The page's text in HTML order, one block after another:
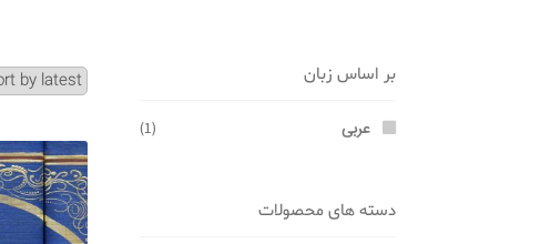
بر اساس زبان
عربی (1)
دسته های محصولات